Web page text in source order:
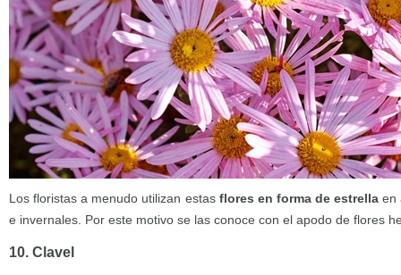
Los floristas a menudo utilizan estas flores en forma de estrella en
e invernales. Por este motivo se las conoce con el apodo de flores
10. Clavel